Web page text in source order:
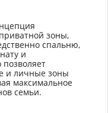
зоны,
спальню,
и
и личные зоны
максимальное
семьи.